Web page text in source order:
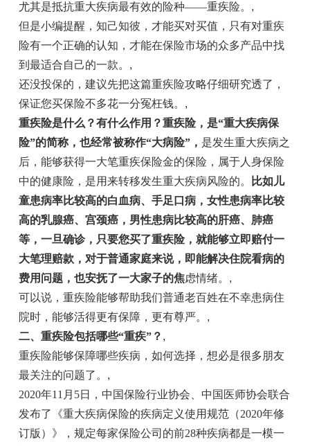
尤其是抵抗重大疾病最有效的险种——重疾险。 ,
但是小编提醒，知己知彼，才能买对买值，只有对重疾
险有一个正确的认知，才能在保险市场的众多产品中找
到最适合自己的一款。 ,
还没投保的，建议先把这篇重疾险攻略仔细研究透了，
保证您买保险不多花一分冤枉钱。 ,
重疾险是什么？有什么作用？重疾险，是“重大疾病保
险”的简称，也经常被称作“大病险”， 是发生重大疾病之
后，能够获得一大笔重疾保险金的保险，属于人身保险
中的健康险，是用来转移发生重大疾病风险的。
比如儿
童患病率比较高的白血病、手足口病，女性患病率比较
高的乳腺癌、宫颈癌，男性患病比较高的肝癌、肺癌
等，一旦确诊，只要您买了重疾险，就能够立即赔付一
大笔理赔款，对于普通家庭来说，即能解决住院看病的
费用问题，也安抚了一大家子的焦虑情绪。 ,
可以说，重疾险能够帮助我们普通老百姓在不幸患病住
院时，能够活得更有保障，更有尊严。 ,
二、 重疾险包括哪些“重疾”？ ,
重疾险能够保障哪些疾病，如何选择，想必是很多朋友
最关注的问题了。 ,
2020年11月5日，中国保险行业协会、中国医师协会联合
发布了《重大疾病保险的疾病定义使用规范（2020年修
订版）》，规定每家保险公司的前28种疾病都是一模一